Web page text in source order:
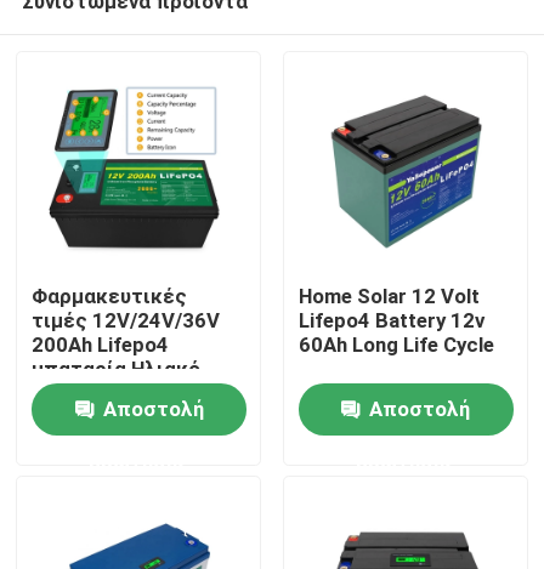
Σπίτι
Φαρμακευτικές
τιμές 12V/24V/36V
200Ah Lifepo4
μπαταρία Ηλιακό
σύστημα
αποθήκευσης
Λιθιοϊοντική
Αποστολή
Home Solar 12 Volt
Lifepo4 Battery 12v
60Ah Long Life Cycle
Αποστολή